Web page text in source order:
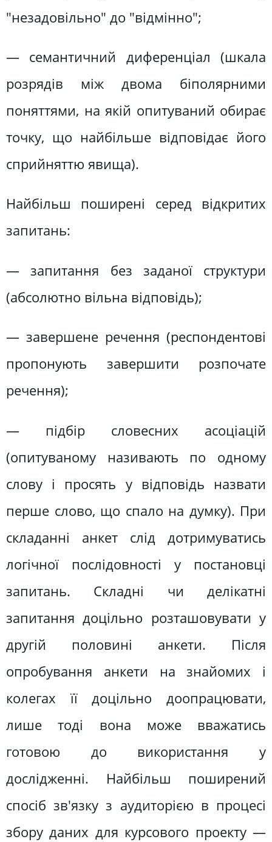
"незадовільно" до "відмінно";
— семантичний диференціал (шкала
розрядів між двома біполярними
поняттями, на якій опитуваний обирає
точку, що найбільше відповідає його
сприйняттю явища).
Найбільш поширені серед відкритих
запитань:
— запитання без заданої структури
(абсолютно вільна відповідь);
— завершене речення (респондентові
пропонують завершити розпочате
речення);
— підбір словесних асоціацій
(опитуваному називають по одному
слову і просять у відповідь назвати
перше слово, що спало на думку). При
складанні анкет слід дотримуватись
логічної послідовності у постановці
запитань. Складні чи делікатні
запитання доцільно розташовувати у
другій половині анкети. Після
опробування анкети на знайомих і
колегах її доцільно доопрацювати,
лише тоді вона може вважатись
готовою до використання у
дослідженні. Найбільш поширений
спосіб зв'язку з аудиторією в процесі
збору даних для курсового проекту —